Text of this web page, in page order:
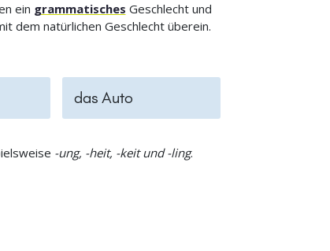
ein grammatisches Geschlecht und
dem natürlichen Geschlecht überein.
das Auto
-ung, -heit, -keit und -ling.